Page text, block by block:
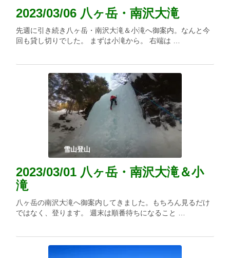
2023/03/06 八ヶ岳・南沢大滝
先週に引き続き八ヶ岳・南沢大滝＆小滝へ御案内。なんと今
回も貸し切りでした。 まずは小滝から。 右端は …
雪山登山
2023/03/01 八ヶ岳・南沢大滝＆小
滝
八ヶ岳の南沢大滝へ御案内してきました。もちろん見るだけ
ではなく、登ります。 週末は順番待ちになること …